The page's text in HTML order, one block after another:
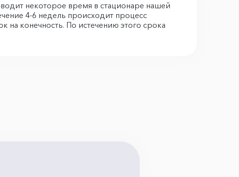
некоторое время в стационаре нашей
4-6 недель происходит процесс
конечность. По истечению этого срока